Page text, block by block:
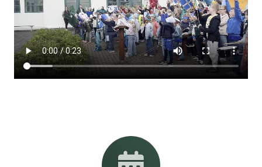
Umsókn um val utanskóla
Foreldrafélag
Samstarf heimilis og skóla